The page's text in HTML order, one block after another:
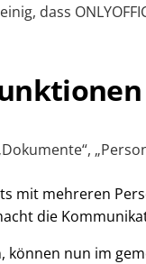
dass
mit mehreren
die
können nun im